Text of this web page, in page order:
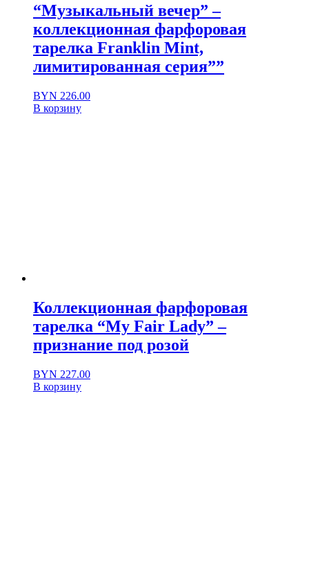
“Музыкальный вечер” –
коллекционная фарфоровая
тарелка Franklin Mint,
лимитированная серия””
BYN 226.00
В корзину
Коллекционная фарфоровая
тарелка “My Fair Lady” –
признание под розой
BYN 227.00
В корзину